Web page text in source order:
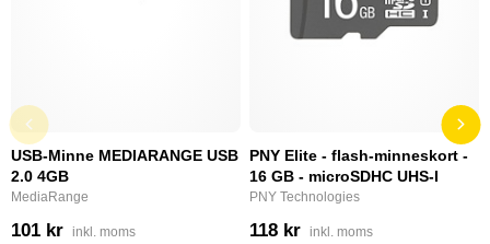
USB-Minne MEDIARANGE USB
2.0 4GB
MediaRange
101 kr inkl. moms
PNY Elite - flash-minneskort -
16 GB - microSDHC UHS-I
PNY Technologies
118 kr inkl. moms